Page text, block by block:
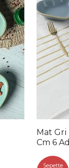
Mat Gri
Cm 6
Sepette